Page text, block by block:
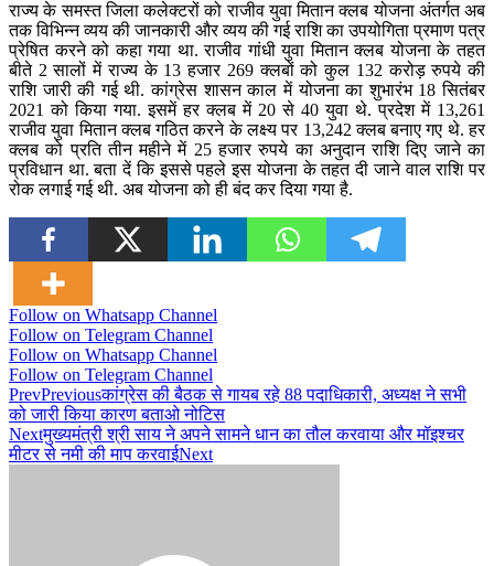
राज्य के समस्त जिला कलेक्टरों को राजीव युवा मितान क्लब योजना अंतर्गत अब
तक विभिन्न व्यय की जानकारी और व्यय की गई राशि का उपयोगिता प्रमाण पत्र
प्रेषित करने को कहा गया था. राजीव गांधी युवा मितान क्लब योजना के तहत
बीते 2 सालों में राज्य के 13 हजार 269 क्लबों को कुल 132 करोड़ रुपये की
राशि जारी की गई थी. कांग्रेस शासन काल में योजना का शुभारंभ 18 सितंबर
2021 को किया गया. इसमें हर क्लब में 20 से 40 युवा थे. प्रदेश में 13,261
राजीव युवा मितान क्लब गठित करने के लक्ष्य पर 13,242 क्लब बनाए गए थे. हर
क्लब को प्रति तीन महीने में 25 हजार रुपये का अनुदान राशि दिए जाने का
प्रविधान था. बता दें कि इससे पहले इस योजना के तहत दी जाने वाल राशि पर
रोक लगाई गई थी. अब योजना को ही बंद कर दिया गया है.
Follow on Whatsapp Channel
Follow on Telegram Channel
Follow on Whatsapp Channel
Follow on Telegram Channel
PrevPreviousकांग्रेस की बैठक से गायब रहे 88 पदाधिकारी, अध्यक्ष ने सभी
को जारी किया कारण बताओ नोटिस
Nextमुख्यमंत्री श्री साय ने अपने सामने धान का तौल करवाया और मॉइश्चर
मीटर से नमी की माप करवाईNext